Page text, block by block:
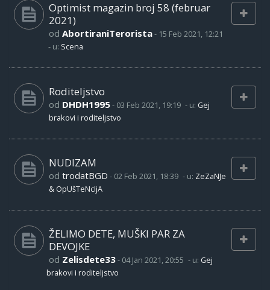
Optimist magazin broj 58 (februar
2021)
od AbortiraniTerorista- 15 Feb 2021, 12:21
- u: Scena
Roditeljstvo
od DHDH1995- 03 Feb 2021, 19:19 - u: Gej
brakovi i roditeljstvo
NUDIZAM
od trodatBGD - 02 Feb 2021, 18:39 - u: ZeZaNJe
& OpUšTeNcIjA
ŽELIMO DETE, MUŠKI PAR ZA
DEVOJKE
od Zelisdete33- 04 Jan 2021, 20:55 - u: Gej
brakovi i roditeljstvo